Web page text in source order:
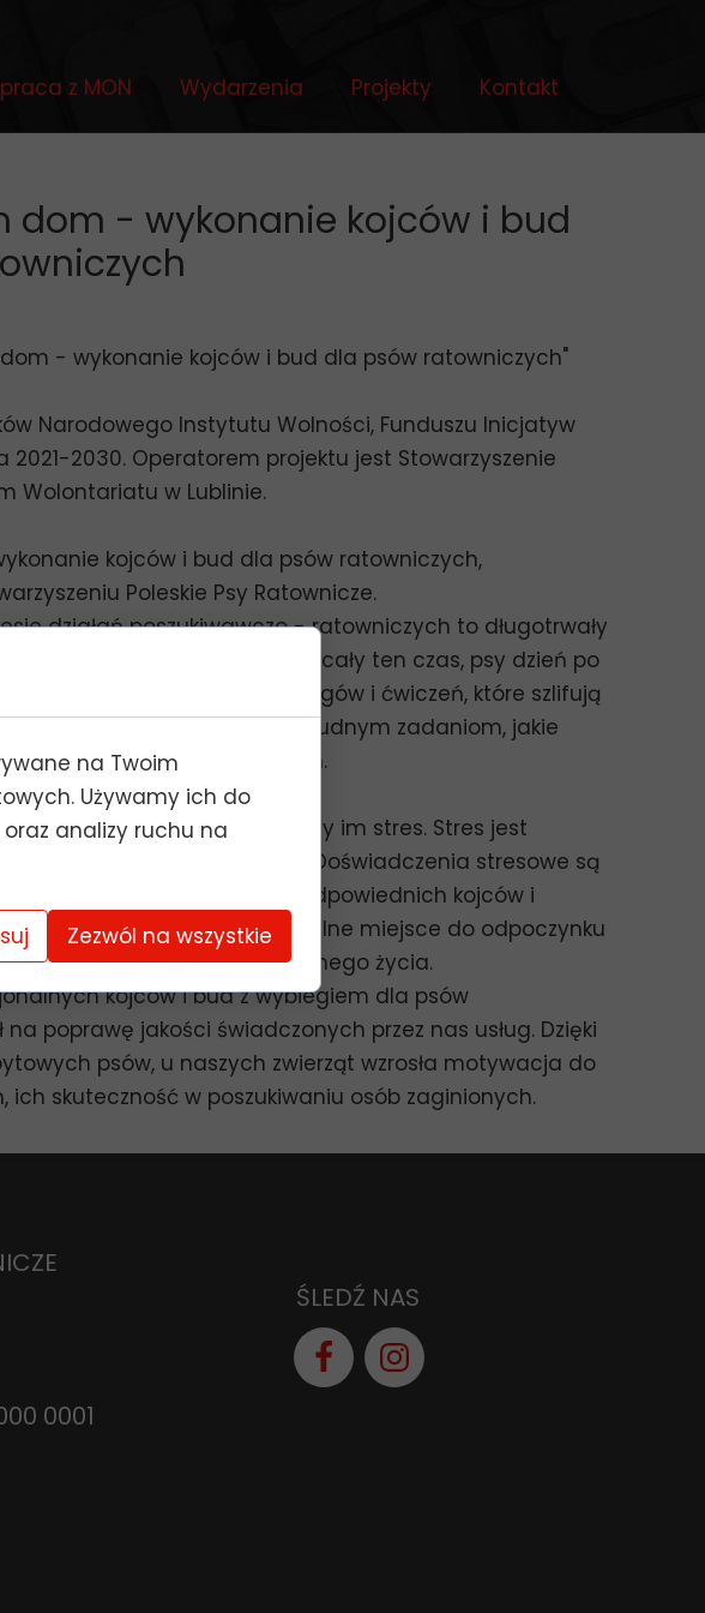
z MON Wydarzenia Projekty Kontakt
dom - wykonanie kojców i bud
- wykonanie kojców i bud dla psów ratowniczych"
Narodowego Instytutu Wolności, Funduszu Inicjatyw
2030. Operatorem projektu jest Stowarzyszenie
Wolontariatu w Lublinie.
kojców i bud dla psów ratowniczych,
Poleskie Psy Ratownicze.
działań poszukiwawczo - ratowniczych to długotrwały
około od 2 do 3 lat. Przez cały ten czas, psy dzień po
przewodnikiem szereg treningów i ćwiczeń, które szlifują
by pewnego dnia sprostać trudnym zadaniom, jakie
akcjach poszukiwawczych.
W szkoleniu towarzyszy im stres. Stres jest
życia psów służbowych. Doświadczenia stresowe są
treningami. Budowa odpowiednich kojców i
nam stworzyć profesjonalne miejsce do odpoczynku
bodźców i gwaru codziennego życia.
kojców i bud z wybiegiem dla psów
na poprawę jakości świadczonych przez nas usług. Dzięki
psów, u naszych zwierząt wzrosła motywacja do
ich skuteczność w poszukiwaniu osób zaginionych.
ŚLEDŹ NAS
0001
na Twoim
Używamy ich do
analizy ruchu na
Zezwól na wszystkie